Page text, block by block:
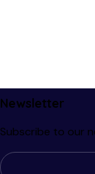
Newsletter
Subscribe to our